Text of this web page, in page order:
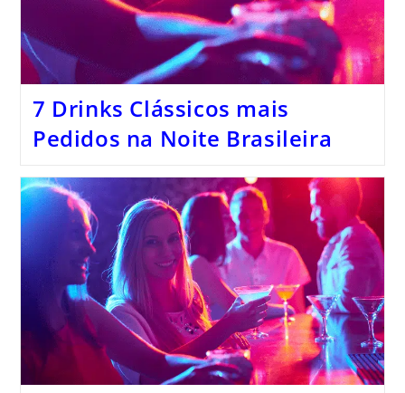
7 Drinks Clássicos mais
Pedidos na Noite Brasileira